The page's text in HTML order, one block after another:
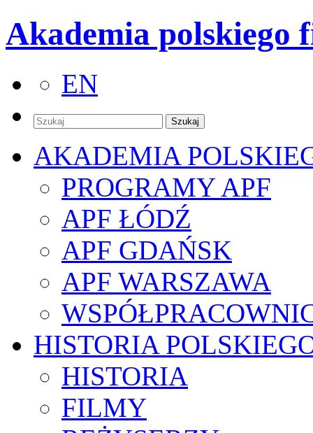
Akademia polskiego
EN
AKADEMIA
PROGRAMY APF
APF ŁÓDŹ
APF GDAŃSK
APF WARSZAWA
HISTORIA
HISTORIA
FILMY